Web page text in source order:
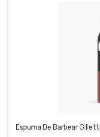
Espuma De Barbear